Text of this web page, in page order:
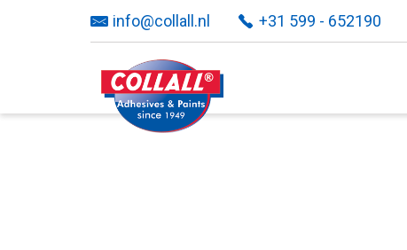
info@collall.nl +31 599 - 652190